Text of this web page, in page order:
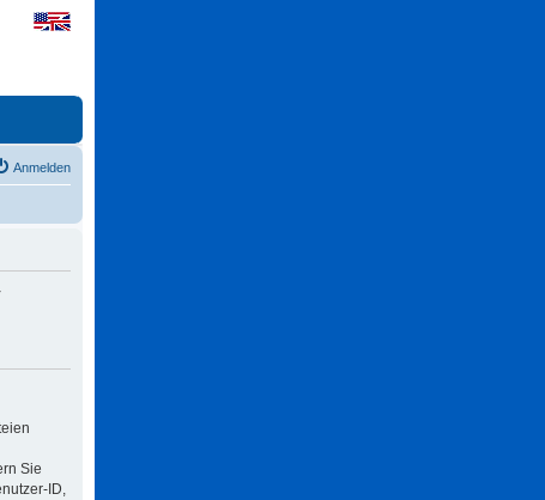
Anmelden
Sie
ID,